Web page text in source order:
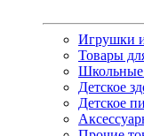
Игрушки
Товары
Школьные
Детское
Детское